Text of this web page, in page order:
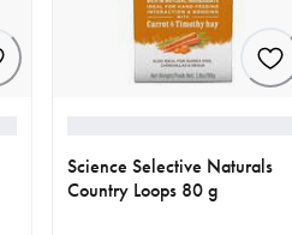
Science Selective Naturals
Country Loops 80 g